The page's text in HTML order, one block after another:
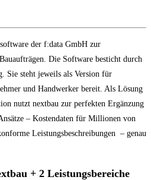
der f:data GmbH zur
Die Software besticht durch
Sie steht jeweils als Version für
und Handwerker bereit. Als Lösung
nutzt nextbau zur perfekten Ergänzung
– Kostendaten für Millionen von
Leistungsbeschreibungen – genau
+ 2 Leistungsbereiche